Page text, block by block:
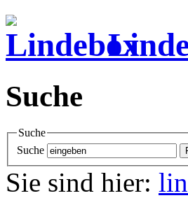
Suche
Suche
Suche
Sie sind hier: